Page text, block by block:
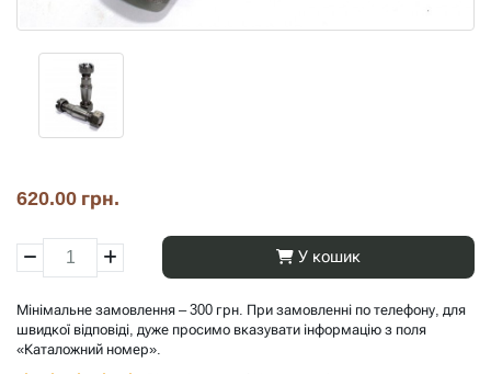
620.00 грн.
У кошик
Мінімальне замовлення – 300 грн. При замовленні по телефону, для
швидкої відповіді, дуже просимо вказувати інформацію з поля
«Каталожний номер».